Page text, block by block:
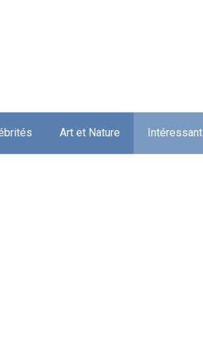
Art et Nature Intéressant